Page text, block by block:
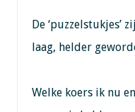
De ‘puzzelstukjes’
laag, helder
Welke koers ik nu